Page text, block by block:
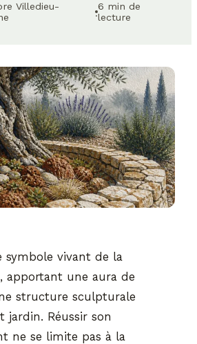
Villedieu-
·
6 min de
lecture
symbole vivant de la
apportant une aura de
structure sculpturale
jardin. Réussir son
ne se limite pas à la